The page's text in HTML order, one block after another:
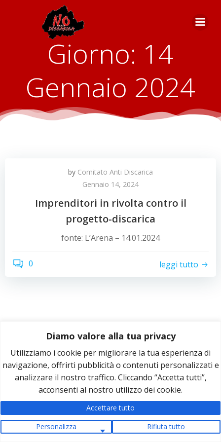
Diamo valore alla tua privacy
Utilizziamo i cookie per migliorare la tua esperienza di
navigazione, offrirti pubblicità o contenuti personalizzati e
analizzare il nostro traffico. Cliccando “Accetta tutti”,
acconsenti al nostro utilizzo dei cookie.
Personalizza Rifiuta tutto
Accettare tutto
Giorno: 14
Gennaio 2024
by Comitato Anti Discarica
Gennaio 14, 2024
Imprenditori in rivolta contro il
progetto-discarica
fonte: L’Arena – 14.01.2024
0 leggi tutto
© 2026 Comitato Anti-Discarica Ca' Balestra. Creato
con WordPress e con ColibriWP Theme.